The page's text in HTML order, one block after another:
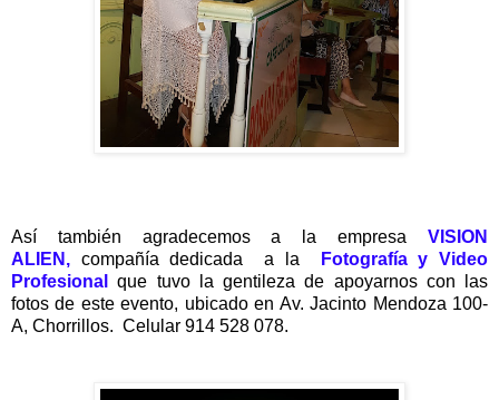
Así también agradecemos a la empresa VISION
ALIEN, compañía dedicada a la Fotografía y Video
Profesionalque tuvo la gentileza de apoyarnos con las
fotos de este evento, ubicado en Av. Jacinto Mendoza 100-
A, Chorrillos. Celular 914 528 078.